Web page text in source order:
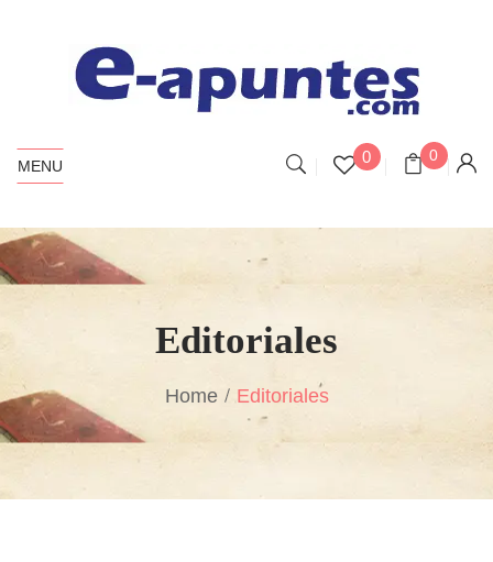
MENU 0 0
Editoriales
Home Editoriales